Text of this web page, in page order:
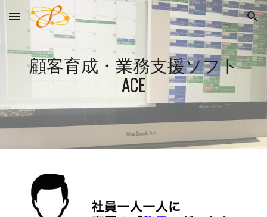
Skip to main content Skip to navigation
顧客育成・業務支援ソフト
ACE